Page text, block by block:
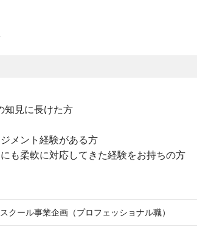
知見に長けた方
メント経験がある方
も柔軟に対応してきた経験をお持ちの方
クール事業企画（プロフェッショナル職）